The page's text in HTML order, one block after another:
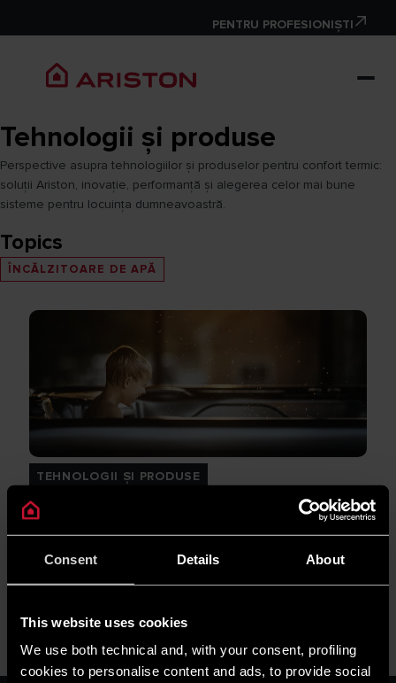
Consent Details About
This website uses cookies
We use both technical and, with your consent, profiling
cookies to personalise content and ads, to provide social
PENTRU PROFESIONIȘTI
Tehnologii și produse
Perspective asupra tehnologiilor și produselor pentru confort termic:
soluții Ariston, inovație, performanță și alegerea celor mai bune
sisteme pentru locuința dumneavoastră.
Topics
ÎNCĂLZITOARE DE APĂ
TEHNOLOGII ȘI PRODUSE
De ce să alegeți un încălzitor de apă cu
eficiență energetică ridicată?
CITEȘTE MAI MULT